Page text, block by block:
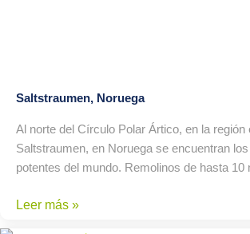
Saltstraumen, Noruega
Al norte del Círculo Polar Ártico, en la región
Saltstraumen, en Noruega se encuentran
potentes del mundo. Remolinos de hasta 10
Leer más »